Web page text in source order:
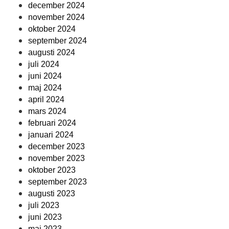
december 2024
november 2024
oktober 2024
september 2024
augusti 2024
juli 2024
juni 2024
maj 2024
april 2024
mars 2024
februari 2024
januari 2024
december 2023
november 2023
oktober 2023
september 2023
augusti 2023
juli 2023
juni 2023